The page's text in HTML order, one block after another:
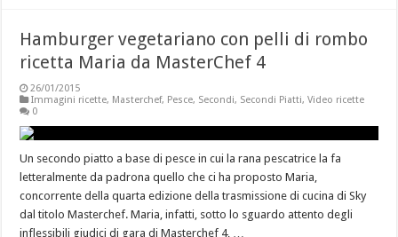
Hamburger vegetariano con pelli di rombo
ricetta Maria da MasterChef 4
26/01/2015
Immagini ricette, Masterchef, Pesce, Secondi, Secondi Piatti,Video ricette
0
Un secondo piatto a base di pesce in cui la rana pescatrice la fa
letteralmente da padrona quello che ci ha proposto Maria,
concorrente della quarta edizione della trasmissione di cucina di Sky
dal titolo Masterchef. Maria, infatti, sotto lo sguardo attento degli
inflessibili giudici di gara di Masterchef 4, …